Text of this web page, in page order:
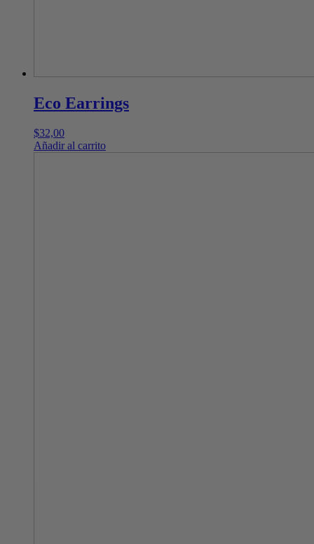
Eco Earrings
$32,00
Añadir al carrito